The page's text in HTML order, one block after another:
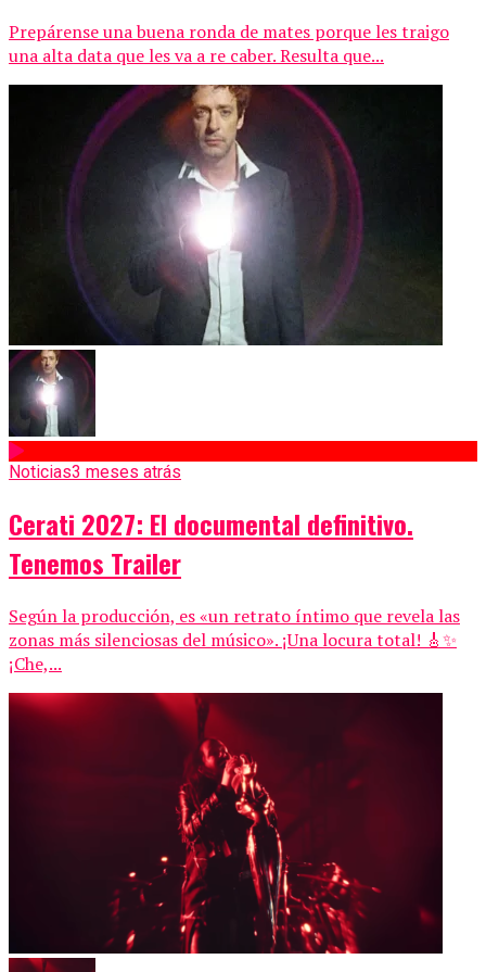
Prepárense una buena ronda de mates porque les traigo
una alta data que les va a re caber. Resulta que...
Noticias3 meses atrás
Cerati 2027: El documental definitivo.
Tenemos Trailer
Según la producción, es «un retrato íntimo que revela las
zonas más silenciosas del músico». ¡Una locura total! 🎸✨
¡Che,...